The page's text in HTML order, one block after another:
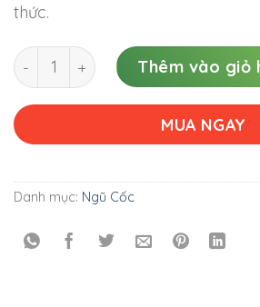
thức.
TRÀ NGŨ CỐC HOA NHÀIThêm vào giỏ
MUA NGAY
Danh mục: Ngũ Cốc